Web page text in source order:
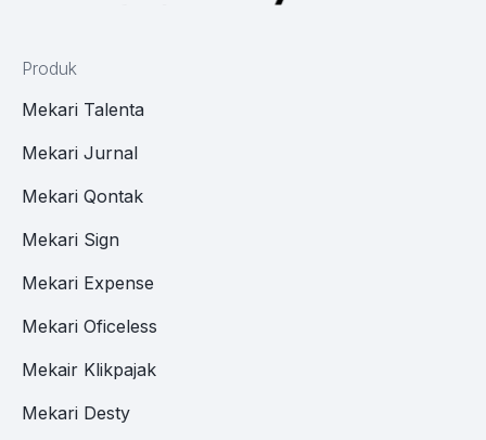
Produk
Mekari Talenta
Mekari Jurnal
Mekari Qontak
Mekari Sign
Mekari Expense
Mekari Oficeless
Mekair Klikpajak
Mekari Desty